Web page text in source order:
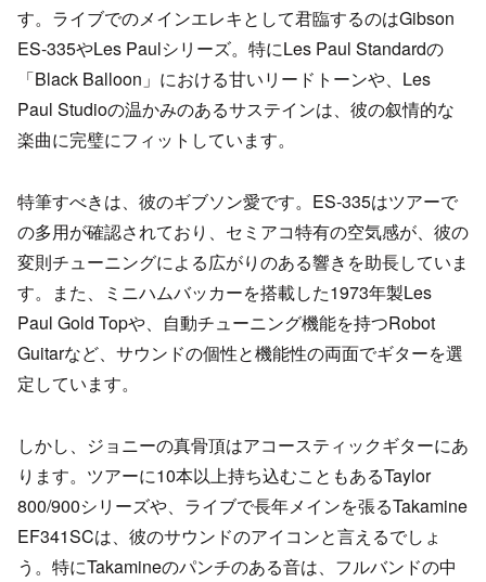
す。ライブでのメインエレキとして君臨するのはGibson
ES-335やLes Paulシリーズ。特にLes Paul Standardの
「Black Balloon」における甘いリードトーンや、Les
Paul Studioの温かみのあるサステインは、彼の叙情的な
楽曲に完璧にフィットしています。
特筆すべきは、彼のギブソン愛です。ES-335はツアーで
の多用が確認されており、セミアコ特有の空気感が、彼の
変則チューニングによる広がりのある響きを助長していま
す。また、ミニハムバッカーを搭載した1973年製Les
Paul Gold Topや、自動チューニング機能を持つRobot
Guitarなど、サウンドの個性と機能性の両面でギターを選
定しています。
しかし、ジョニーの真骨頂はアコースティックギターにあ
ります。ツアーに10本以上持ち込むこともあるTaylor
800/900シリーズや、ライブで長年メインを張るTakamine
EF341SCは、彼のサウンドのアイコンと言えるでしょ
う。特にTakamineのパンチのある音は、フルバンドの中